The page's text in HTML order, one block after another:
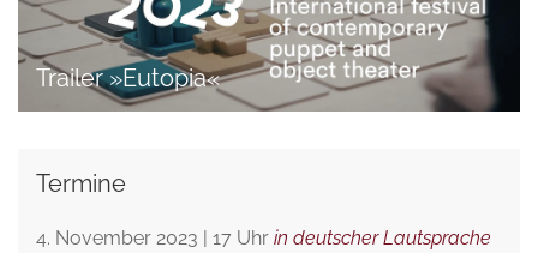
Trailer »Eutopia«
Termine
4. November 2023 | 17 Uhr in deutscher Lautsprache